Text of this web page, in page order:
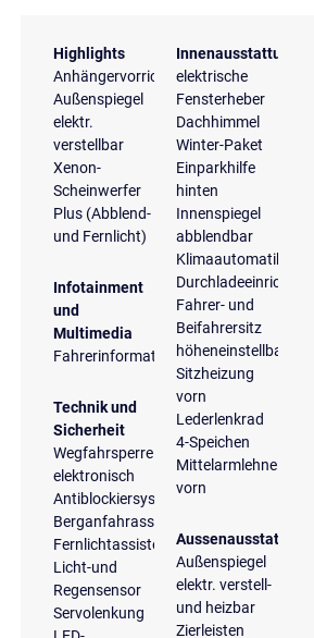
Highlights
Anhängervorrichtung
Außenspiegel
elektr.
verstellbar
Xenon-
Scheinwerfer
Plus (Abblend-
und Fernlicht)
Infotainment
und
Multimedia
Fahrerinformationssystem
Technik und
Sicherheit
Wegfahrsperre
elektronisch
Antiblockiersystem
Berganfahrassistent
Fernlichtassistent
Licht-und
Regensensor
Servolenkung
Innenausstattung
elektrische
Fensterheber
Dachhimmel
Winter-Paket
Einparkhilfe
hinten
Innenspiegel
abblendbar
Klimaautomatik
Durchladeeinrichtung
Fahrer- und
Beifahrersitz
höheneinstellbar
Sitzheizung
vorn
Lederlenkrad
4-Speichen
Mittelarmlehne
vorn
Aussenausstattung
Außenspiegel
elektr. verstell-
und heizbar
Zierleisten